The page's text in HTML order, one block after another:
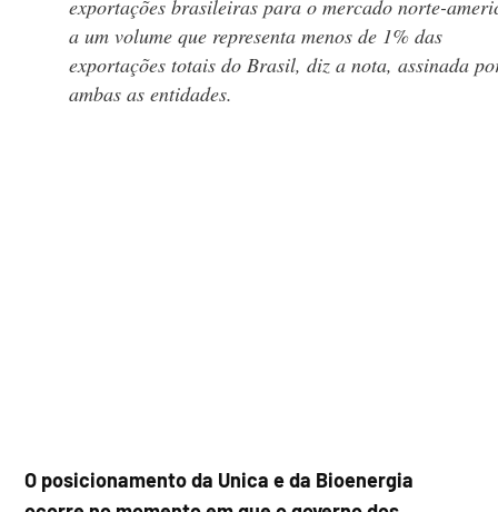
exportações brasileiras para o mercado norte-
a um volume que representa menos de 1% das
exportações totais do Brasil, diz a nota, assinada
ambas as entidades.
O posicionamento da Unica e da Bioenergia